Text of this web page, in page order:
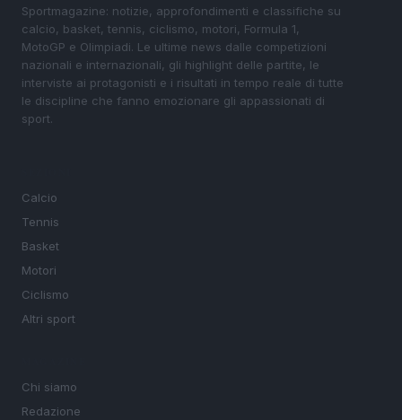
Sportmagazine: notizie, approfondimenti e classifiche su
calcio, basket, tennis, ciclismo, motori, Formula 1,
MotoGP e Olimpiadi. Le ultime news dalle competizioni
nazionali e internazionali, gli highlight delle partite, le
interviste ai protagonisti e i risultati in tempo reale di tutte
le discipline che fanno emozionare gli appassionati di
sport.
Calcio
Tennis
Basket
Motori
Ciclismo
Altri sport
Chi siamo
Redazione